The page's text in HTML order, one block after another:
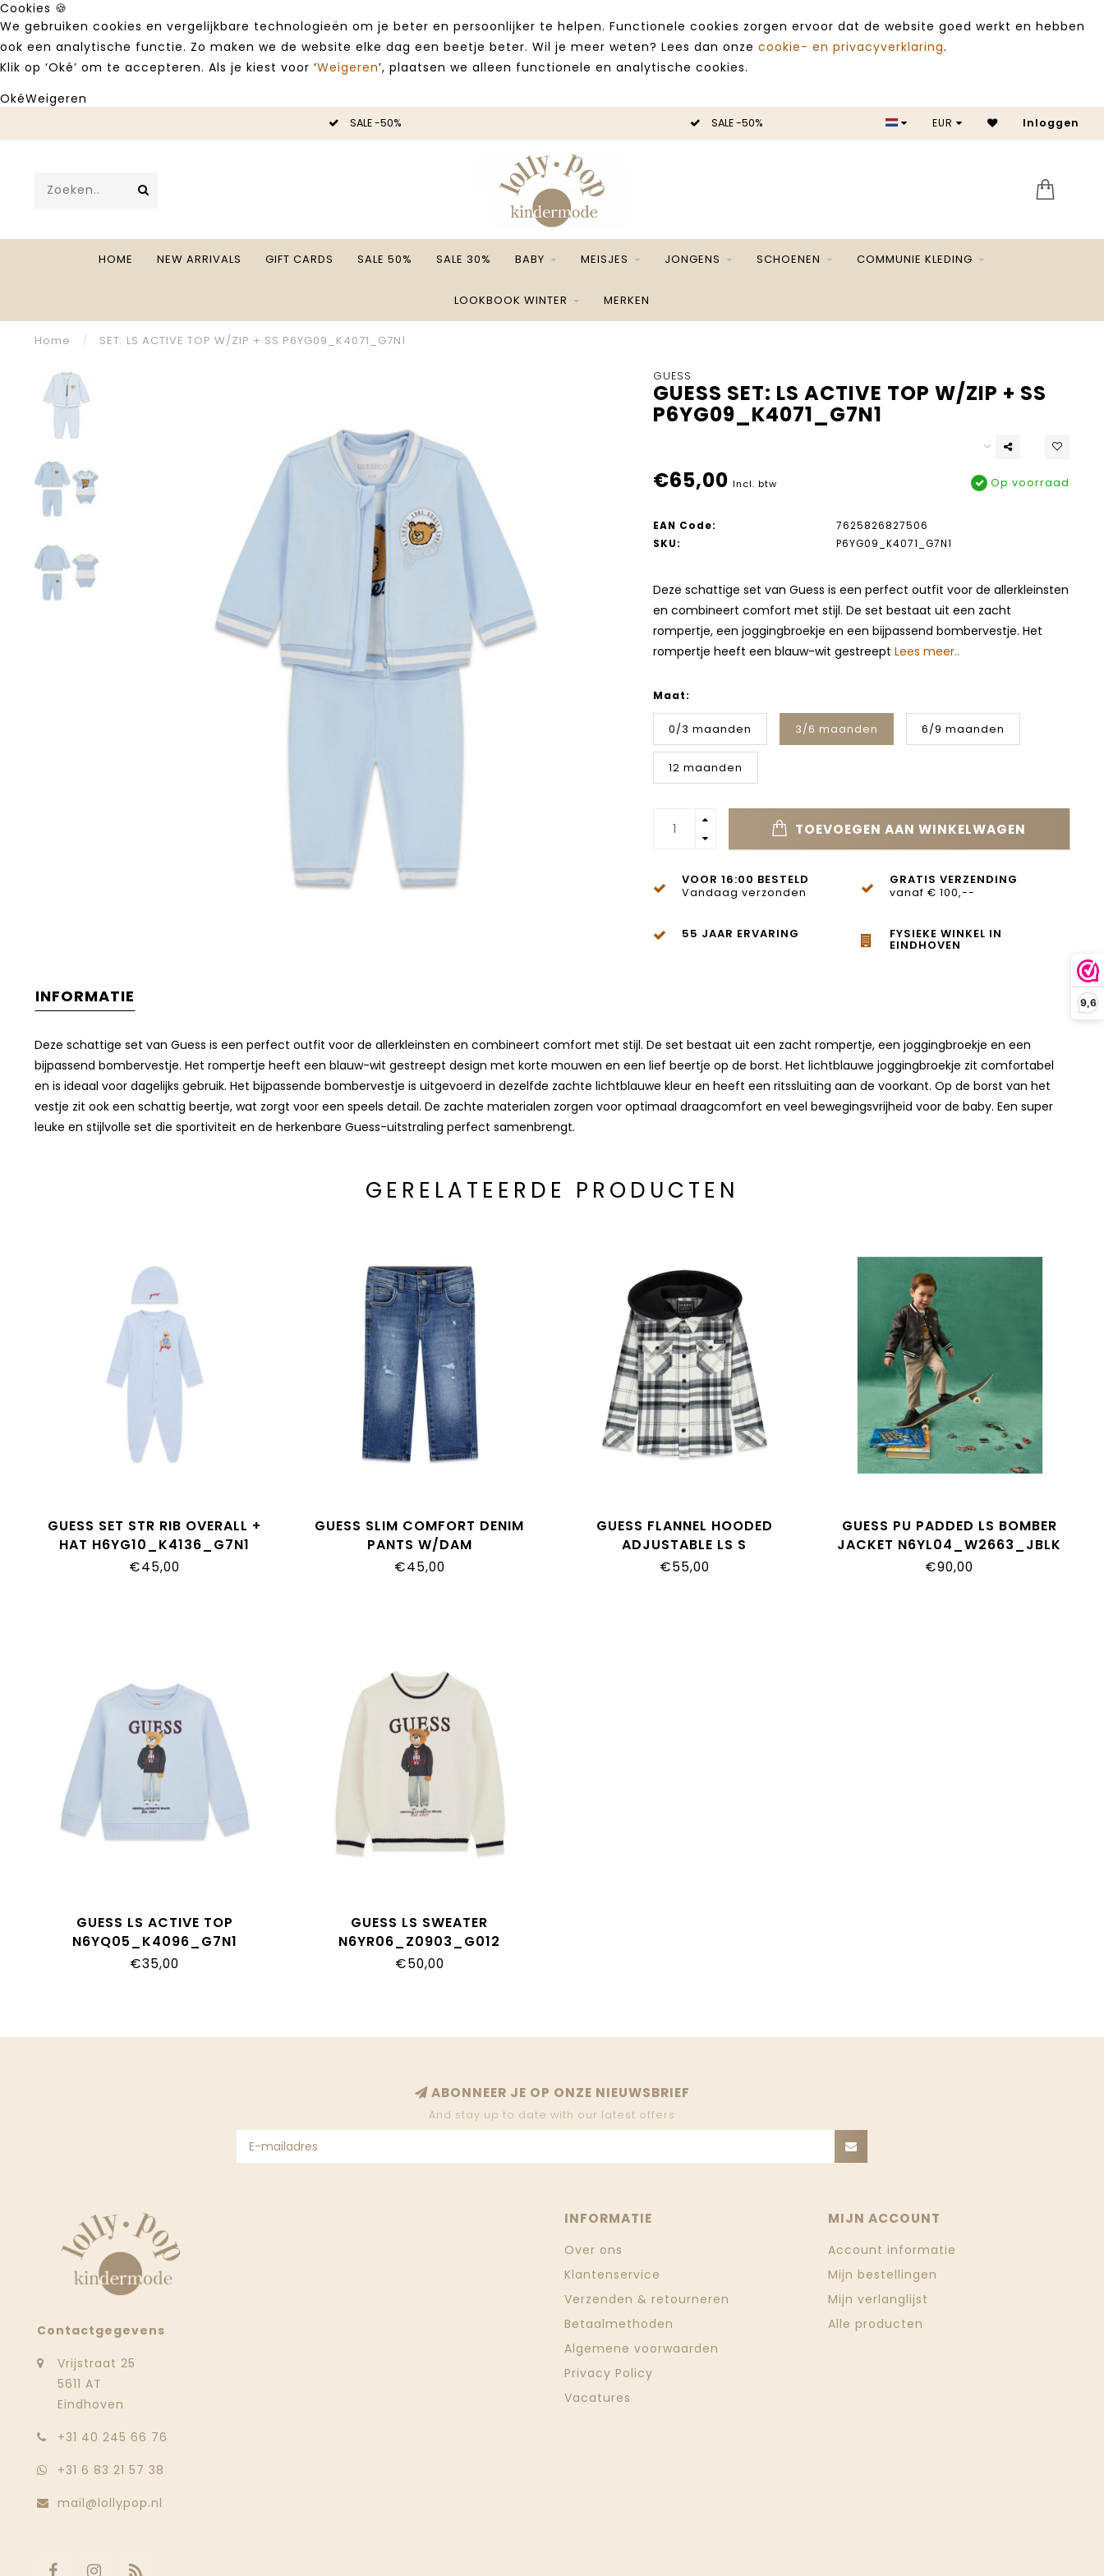
9,6
Cookies 🍪
We gebruiken cookies en vergelijkbare technologieën om je beter en persoonlijker te helpen. Functionele cookies zorgen ervoor dat de website goed werkt en hebben
ook een analytische functie. Zo maken we de website elke dag een beetje beter. Wil je meer weten? Lees dan onze cookie- en privacyverklaring.
Klik op ‘Oké’ om te accepteren. Als je kiest voor ‘Weigeren’, plaatsen we alleen functionele en analytische cookies.
OkéWeigeren
SALE -50% SALE -50% SALE
EUR Inloggen
HOME NEW ARRIVALS GIFT CARDS SALE 50% SALE 30% BABY MEISJES JONGENS SCHOENEN COMMUNIE KLEDING
LOOKBOOK WINTER MERKEN
Home / SET: LS ACTIVE TOP W/ZIP + SS P6YG09_K4071_G7N1
GUESS
GUESS SET: LS ACTIVE TOP W/ZIP + SS
P6YG09_K4071_G7N1
€65,00 Incl. btw Op voorraad
EAN Code:
7625826827506
SKU:
P6YG09_K4071_G7N1
Deze schattige set van Guess is een perfect outfit voor de allerkleinsten
en combineert comfort met stijl. De set bestaat uit een zacht
rompertje, een joggingbroekje en een bijpassend bombervestje. Het
rompertje heeft een blauw-wit gestreept Lees meer..
Maat:
0/3 maanden 3/6 maanden 6/9 maanden
12 maanden
TOEVOEGEN AAN WINKELWAGEN
VOOR 16:00 BESTELD
Vandaag verzonden
GRATIS VERZENDING
vanaf € 100,--
55 JAAR ERVARING FYSIEKE WINKEL IN
EINDHOVEN
INFORMATIE
Deze schattige set van Guess is een perfect outfit voor de allerkleinsten en combineert comfort met stijl. De set bestaat uit een zacht rompertje, een joggingbroekje en een
bijpassend bombervestje. Het rompertje heeft een blauw-wit gestreept design met korte mouwen en een lief beertje op de borst. Het lichtblauwe joggingbroekje zit comfortabel
en is ideaal voor dagelijks gebruik. Het bijpassende bombervestje is uitgevoerd in dezelfde zachte lichtblauwe kleur en heeft een ritssluiting aan de voorkant. Op de borst van het
vestje zit ook een schattig beertje, wat zorgt voor een speels detail. De zachte materialen zorgen voor optimaal draagcomfort en veel bewegingsvrijheid voor de baby. Een super
leuke en stijlvolle set die sportiviteit en de herkenbare Guess-uitstraling perfect samenbrengt.
GERELATEERDE PRODUCTEN
GUESS SET STR RIB OVERALL +
HAT H6YG10_K4136_G7N1
€45,00
GUESS SLIM COMFORT DENIM
PANTS W/DAM
N6YA03_D1265_BNRT
€45,00
GUESS FLANNEL HOODED
ADJUSTABLE LS S
N6YH01_W2737_LM0A
€55,00
GUESS PU PADDED LS BOMBER
JACKET N6YL04_W2663_JBLK
€90,00
GUESS LS ACTIVE TOP
N6YQ05_K4096_G7N1
€35,00
GUESS LS SWEATER
N6YR06_Z0903_G012
€50,00
ABONNEER JE OP ONZE NIEUWSBRIEF
And stay up to date with our latest offers
Contactgegevens
Vrijstraat 25
5611 AT
Eindhoven
‭+31 40 245 66 76
+31 6 83 21 57 38
mail@lollypop.nl
INFORMATIE
Over ons
Klantenservice
Verzenden & retourneren
Betaalmethoden
Algemene voorwaarden
Privacy Policy
Vacatures
MIJN ACCOUNT
Account informatie
Mijn bestellingen
Mijn verlanglijst
Alle producten